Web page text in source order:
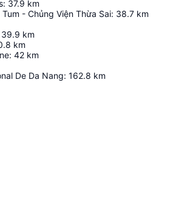
: 37.9 km
Tum - Chủng Viện Thừa Sai: 38.7 km
39.9 km
km
: 42 km
De Da Nang: 162.8 km